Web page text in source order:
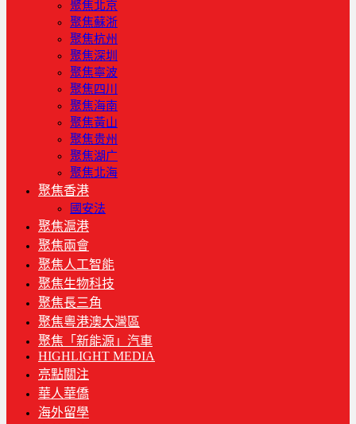
聚焦北京
聚焦蘇浙
聚焦杭州
聚焦深圳
聚焦寧波
聚焦四川
聚焦海南
聚焦黃山
聚焦贵州
聚焦湖广
聚焦北海
聚焦香港
國安法
聚焦滬港
聚焦兩會
聚焦人工智能
聚焦生物科技
聚焦長三角
聚焦粵港澳大灣區
聚焦「新能源」汽車
HIGHLIGHT MEDIA
亮點關注
華人華僑
海外留學